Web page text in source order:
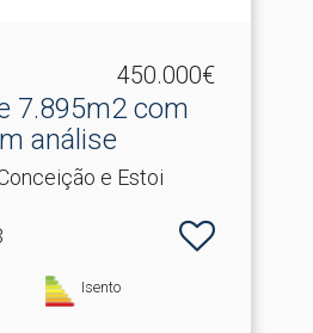
450.000€
7.​895m2 com
análise
e Estoi
Isento